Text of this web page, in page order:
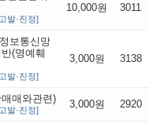
발·진정]
10,000원 3011
보통신망
(명예훼
발·진정]
3,000원 3138
매와관련)
발·진정] 3,000원 2920